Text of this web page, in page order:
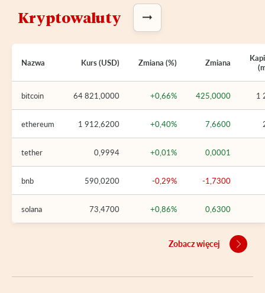
Kryptowaluty
Nazwa Kurs (USD) Zmiana (%) Zmiana
bitcoin 64 821,0000 +0,66% 425,0000 1
ethereum 1 912,6200 +0,40% 7,6600
tether 0,9994 +0,01% 0,0001
bnb 590,0200 -0,29% -1,7300
solana 73,4700 +0,86% 0,6300
Zobacz więcej